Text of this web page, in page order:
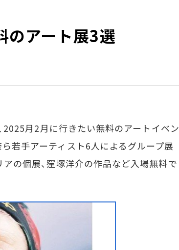
のアート展3選
2025月2月に行きたい無料のアートイベン
若手アーティスト6人によるグループ展
アの個展、窪塚洋介の作品など入場無料で